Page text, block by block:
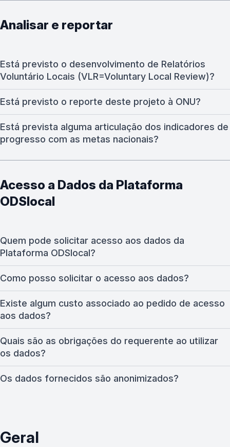
Analisar e reportar
Está previsto o desenvolvimento de Relatórios
Voluntário Locais (VLR=Voluntary Local Review)?
Está previsto o reporte deste projeto à ONU?
Está prevista alguma articulação dos indicadores de
progresso com as metas nacionais?
Acesso a Dados da Plataforma
ODSlocal
Quem pode solicitar acesso aos dados da
Plataforma ODSlocal?
Como posso solicitar o acesso aos dados?
Existe algum custo associado ao pedido de acesso
aos dados?
Quais são as obrigações do requerente ao utilizar
os dados?
Os dados fornecidos são anonimizados?
Geral